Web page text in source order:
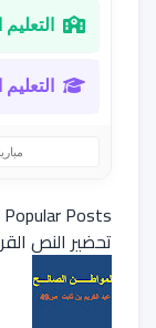
Popular Posts
تحضير النص